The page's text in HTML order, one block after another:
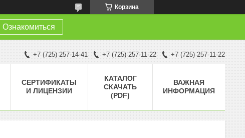
Корзина
Ознакомиться
+7 (725) 257-14-41 +7 (725) 257-11-22 +7 (725) 257-11-22
СЕРТИФИКАТЫ
И ЛИЦЕНЗИИ
КАТАЛОГ
СКАЧАТЬ
(PDF)
ВАЖНАЯ
ИНФОРМАЦИЯ